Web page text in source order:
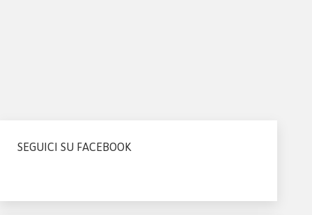
SEGUICI SU FACEBOOK